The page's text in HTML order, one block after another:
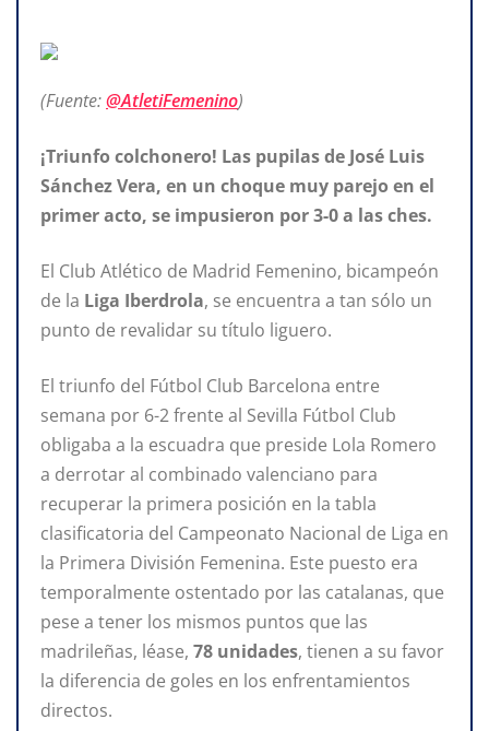
(Fuente:@AtletiFemenino)
¡Triunfo colchonero! Las pupilas de José Luis
Sánchez Vera, en un choque muy parejo en el
primer acto, se impusieron por 3-0 a las ches.
El Club Atlético de Madrid Femenino, bicampeón
de la Liga Iberdrola, se encuentra a tan sólo un
punto de revalidar su título liguero.
El triunfo del Fútbol Club Barcelona entre
semana por 6-2 frente al Sevilla Fútbol Club
obligaba a la escuadra que preside Lola Romero
a derrotar al combinado valenciano para
recuperar la primera posición en la tabla
clasificatoria del Campeonato Nacional de Liga en
la Primera División Femenina. Este puesto era
temporalmente ostentado por las catalanas, que
pese a tener los mismos puntos que las
madrileñas, léase, 78 unidades, tienen a su favor
la diferencia de goles en los enfrentamientos
directos.